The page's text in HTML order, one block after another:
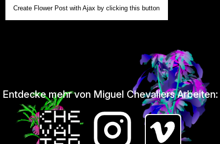
Create Flower Post with Ajax by clicking this button
Entdecke mehr von Miguel Chevaliers Arbeiten: